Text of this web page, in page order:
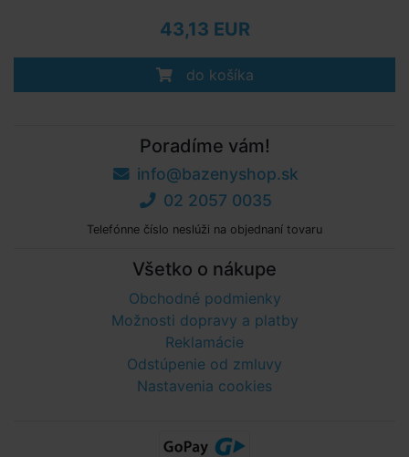
43,13 EUR
do košíka
Poradíme vám!
info@bazenyshop.sk
02 2057 0035
Telefónne číslo neslúži na objednaní tovaru
Všetko o nákupe
Obchodné podmienky
Možnosti dopravy a platby
Reklamácie
Odstúpenie od zmluvy
Nastavenia cookies